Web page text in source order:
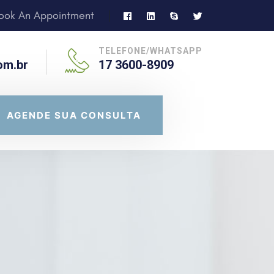
An Appointment
TELEFONE/WHATSAPP
17 3600-8909
AGENDE SUA CONSULTA
AGENDE SUA CONSULTA